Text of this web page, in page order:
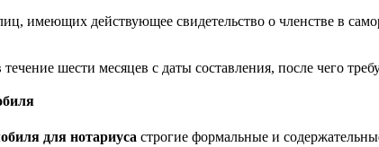
имеющих действующее свидетельство о членстве в
шести месяцев с даты составления, после чего
для нотариуса строгие формальные и